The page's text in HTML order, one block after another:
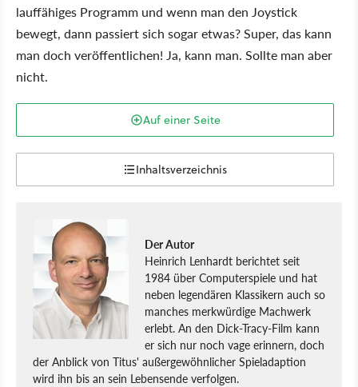
lauffähiges Programm und wenn man den Joystick
bewegt, dann passiert sich sogar etwas? Super, das kann
man doch veröffentlichen! Ja, kann man. Sollte man aber
nicht.
Auf einer Seite
Inhaltsverzeichnis
Der Autor
Heinrich Lenhardt berichtet seit
1984 über Computerspiele und hat
neben legendären Klassikern auch so
manches merkwürdige Machwerk
erlebt. An den Dick-Tracy-Film kann
er sich nur noch vage erinnern, doch
der Anblick von Titus' außergewöhnlicher Spieladaption
wird ihn bis an sein Lebensende verfolgen.